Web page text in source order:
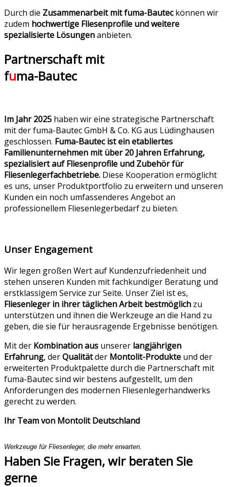
Durch die Zusammenarbeit mit fuma-Bauteckönnen wir
zudem hochwertige Fliesenprofile und weitere
spezialisierte Lösungenanbieten.
Partnerschaft mit
fuma-Bautec
Im Jahr 2025 haben wir eine strategische Partnerschaft
mit derfuma-Bautec GmbH & Co. KG aus Lüdinghausen
geschlossen. Fuma-Bautec ist ein etabliertes
Familienunternehmen mit über 20 Jahren Erfahrung,
spezialisiert auf Fliesenprofile und Zubehör für
Fliesenlegerfachbetriebe. Diese Kooperation ermöglicht
es uns, unser Produktportfolio zu erweitern und unseren
Kunden ein noch umfassenderes Angebot an
professionellem Fliesenlegerbedarf zu bieten.
Unser Engagement
Wir legen großen Wert auf Kundenzufriedenheit und
stehen unseren Kunden mit fachkundiger Beratung und
erstklassigem Service zur Seite. Unser Ziel ist es,
Fliesenleger in ihrer täglichen Arbeit bestmöglich zu
unterstützen und ihnen die Werkzeuge an die Hand zu
geben, die sie für herausragende Ergebnisse benötigen.
Mit der Kombination aus unserer langjährigen
Erfahrung, derQualitätder Montolit-Produkte und der
erweiterten Produktpalette durch die Partnerschaft mit
fuma-Bautec sind wir bestens aufgestellt, um den
Anforderungen des modernen Fliesenlegerhandwerks
gerecht zu werden.
Ihr Team von Montolit Deutschland
Werkzeuge für Fliesenleger, die mehr erwarten.
Haben Sie Fragen, wir beraten Sie
gerne